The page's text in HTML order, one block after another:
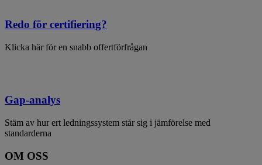
Redo för certifiering?
Klicka här för en snabb offertförfrågan
Gap-analys
Stäm av hur ert ledningssystem står sig i jämförelse med
standarderna
OM OSS